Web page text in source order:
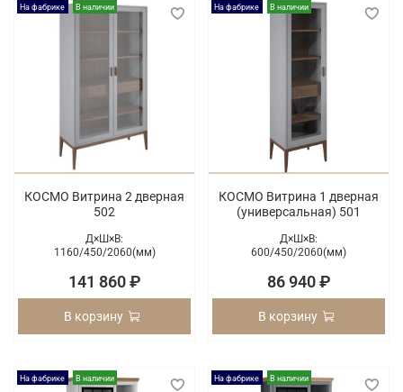
На фабрике В наличии
КОСМО Витрина 2 дверная
502
Д×Ш×В:
1160/450/2060(мм)
141 860 ₽
В корзину
На фабрике В наличии
КОСМО Витрина 1 дверная
(универсальная) 501
Д×Ш×В:
600/450/2060(мм)
86 940 ₽
В корзину
На фабрике В наличии На фабрике В наличии